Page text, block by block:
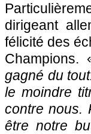
dirigeant
félicité des
Champions.
gagné du
le moindre
contre nous.
être notre